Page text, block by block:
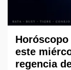
este
regencia